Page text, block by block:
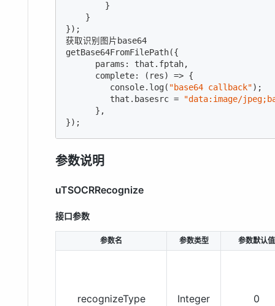
        }
    }
});
获取识别图片base64
getBase64FromFilePath({
      params: that.fptah,
      complete:
(res) => {
console.log( "base64 callback");
         that.basesrc =
"data:image/
      },
});
参数说明
uTSOCRRecognize
接口参数
参数名 参数类型 参数默认值
recognizeType Integer 0